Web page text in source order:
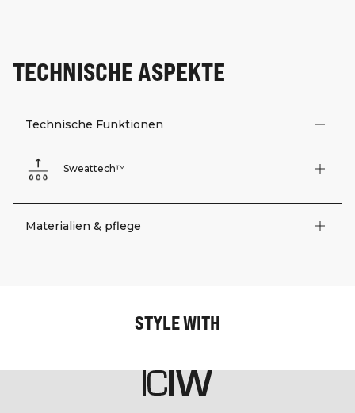
TECHNISCHE ASPEKTE
Technische Funktionen
Sweattech™
Materialien & pflege
STYLE WITH